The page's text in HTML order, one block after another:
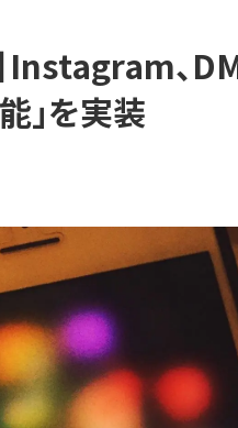
Instagram、
」を実装